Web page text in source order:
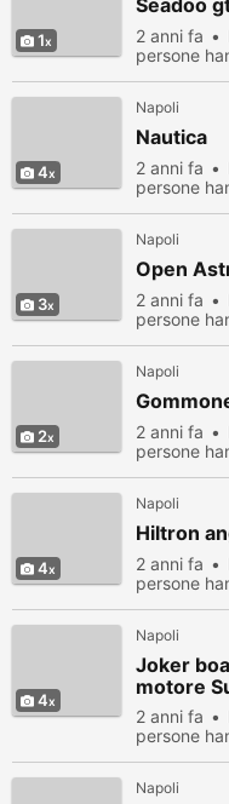
1
Seadoo
2 anni fa
persone
4
Napoli
Nautica
2 anni fa
persone
3
Napoli
Open
2 anni fa
persone
2
Napoli
2 anni fa
persone
4
Napoli
Hiltron
2 anni fa
persone
4
Napoli
Joker
motore
2 anni fa
persone
Napoli